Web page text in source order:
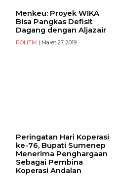
Menkeu: Proyek WIKA
Bisa Pangkas Defisit
Dagang dengan Aljazair
POLITIK | Maret 27, 2019
Peringatan Hari Koperasi
ke-76, Bupati Sumenep
Menerima Penghargaan
Sebagai Pembina
Koperasi Andalan